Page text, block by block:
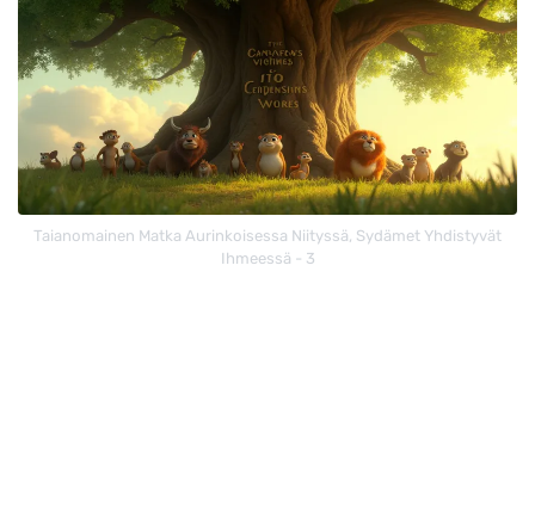
Taianomainen Matka Aurinkoisessa Niityssä, Sydämet Yhdistyvät
Ihmeessä - 3